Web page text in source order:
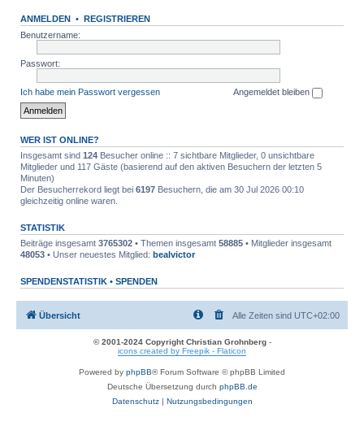
ANMELDEN • REGISTRIEREN
Benutzername:
Passwort:
Ich habe mein Passwort vergessen Angemeldet bleiben
WER IST ONLINE?
Insgesamt sind 124 Besucher online :: 7 sichtbare Mitglieder, 0 unsichtbare
Mitglieder und 117 Gäste (basierend auf den aktiven Besuchern der letzten 5
Minuten)
Der Besucherrekord liegt bei 6197 Besuchern, die am 30 Jul 2026 00:10
gleichzeitig online waren.
STATISTIK
Beiträge insgesamt 3765302 • Themen insgesamt 58885 • Mitglieder insgesamt
48053 • Unser neuestes Mitglied: bealvictor
SPENDENSTATISTIK • SPENDEN
Übersicht Alle Zeiten sind UTC+02:00
© 2001-2024 Copyright Christian Grohnberg-
icons created by Freepik - Flaticon
Powered by phpBB® Forum Software © phpBB Limited
Deutsche Übersetzung durch phpBB.de
Datenschutz| Nutzungsbedingungen